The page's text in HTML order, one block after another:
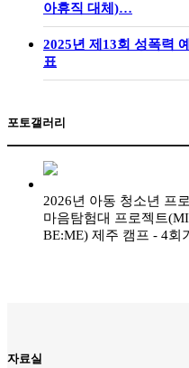
아휴직 대체)…
2025년 제13회 성폭력
표
포토갤러리
2026년 아동 청소년 프
마음탐험대 프로젝트
BE:ME) 제주 캠프 - 4회
자료실